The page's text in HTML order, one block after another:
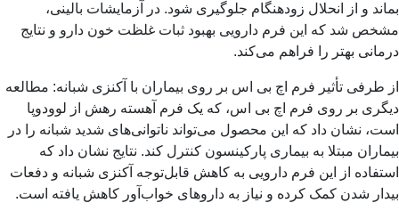
و از انحلال زودهنگام جلوگیری شود. در آزمایشات بالینی،
شد که این فرم دارویی بهبود ثبات غلظت خون دارو و نتایج
بهتر را فراهم می‌کند.
طرفی تأثیر فرم اچ بی اس بر روی بیماران با آکنزی شبانه: مطالعه
بر روی فرم اچ بی اس، که یک فرم آهسته رهش از لوودوپا
نشان داد که این محصول می‌تواند ناتوانی‌های شدید شبانه را در
مبتلا به بیماری پارکینسون کنترل کند. نتایج نشان داد که
از این فرم دارویی به کاهش قابل‌توجه آکنزی شبانه و دفعات
شدن کمک کرده و نیاز به داروهای خواب‌آور کاهش یافته است.